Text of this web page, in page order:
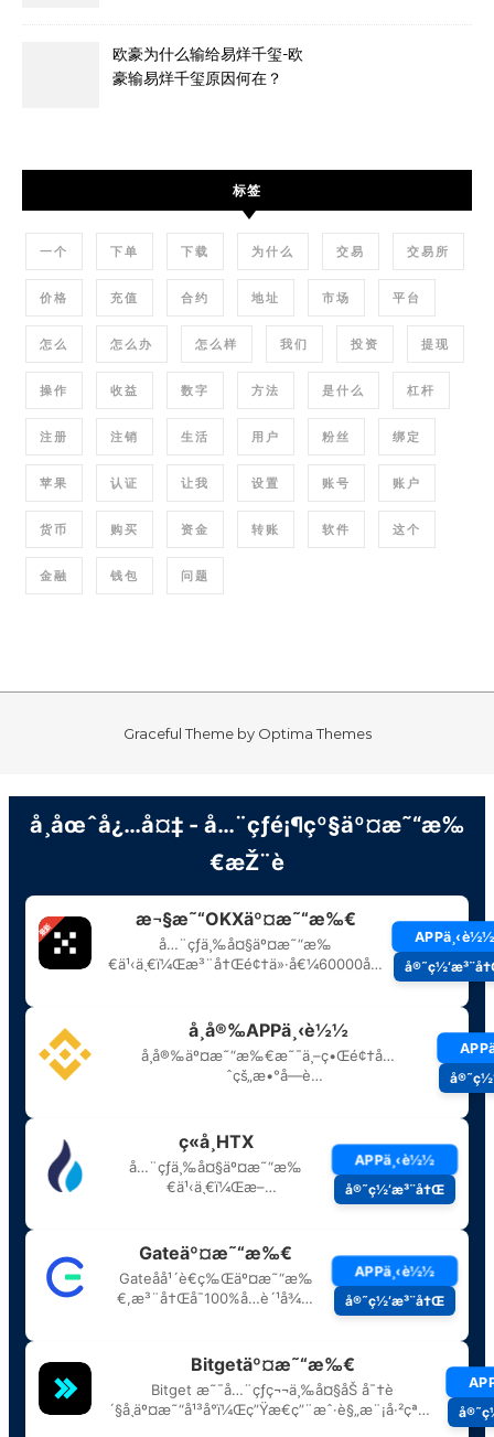
欧豪为什么输给易烊千玺-欧
豪输易烊千玺原因何在？
标签
一个 下单 下载 为什么 交易 交易所
价格 充值 合约 地址 市场 平台
怎么 怎么办 怎么样 我们 投资 提现
操作 收益 数字 方法 是什么 杠杆
注册 注销 生活 用户 粉丝 绑定
苹果 认证 让我 设置 账号 账户
货币 购买 资金 转账 软件 这个
金融 钱包 问题
Graceful Theme by Optima Themes